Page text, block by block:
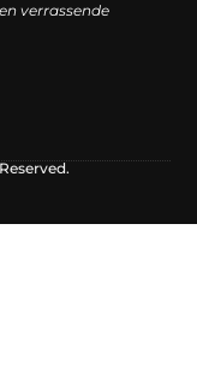
verrassende